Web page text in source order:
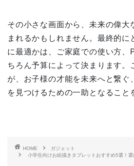
その小さな画面から、未来の偉大
まれるかもしれません。最終的に
に最適かは、ご家庭での使い方、
ちろん予算によって決まります。
が、お子様の才能を未来へと繋ぐ
を見つけるための一助となること
HOME
ガジェット
小学生向けお絵描きタブレットおすすめ5選！